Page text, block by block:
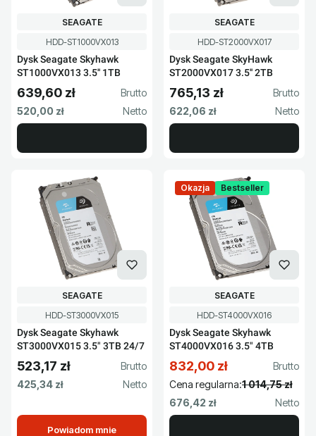
Kod produktu
HDD-ST1000VX013
Dysk Seagate Skyhawk
ST1000VX013 3.5'' 1TB
PRODUCENT
SEAGATE
Cena brutto
639,60 zł
Cena netto
520,00 zł
Kod produktu
HDD-ST2000VX017
Dysk Seagate SkyHawk
ST2000VX017 3.5'' 2TB
PRODUCENT
SEAGATE
Cena brutto
765,13 zł
Cena netto
622,06 zł
Kod produktu
HDD-ST3000VX015
Dysk Seagate Skyhawk
ST3000VX015 3.5" 3TB 24/7
PRODUCENT
SEAGATE
Cena brutto
523,17 zł
Cena netto
425,34 zł
Powiadom mnie
Okazja Bestseller
Kod produktu
HDD-ST4000VX016
Dysk Seagate Skyhawk
ST4000VX016 3.5" 4TB
PRODUCENT
SEAGATE
Cena promocyjna brutto
832,00 zł
Cena regularna:1 014,75 zł
Cena netto
676,42 zł